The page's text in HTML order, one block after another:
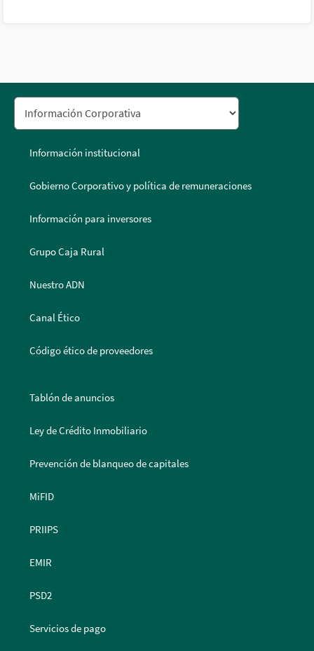
Información institucional
Gobierno Corporativo y política de remuneraciones
Información para inversores
Grupo Caja Rural
Nuestro ADN
Canal Ético
Código ético de proveedores
Tablón de anuncios
Ley de Crédito Inmobiliario
Prevención de blanqueo de capitales
MiFID
PRIIPS
EMIR
PSD2
Servicios de pago